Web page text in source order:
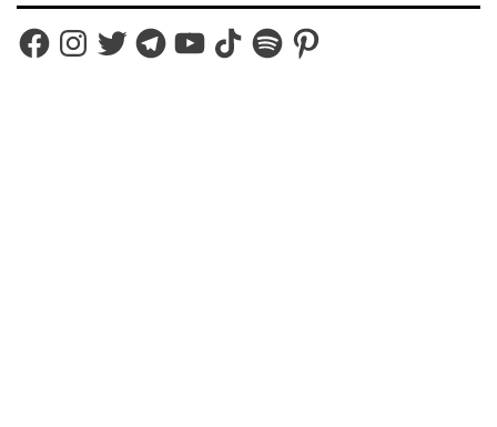
FacebookInstagram
TwitterTelegramYouTubeTikTokSpotifyPinterest